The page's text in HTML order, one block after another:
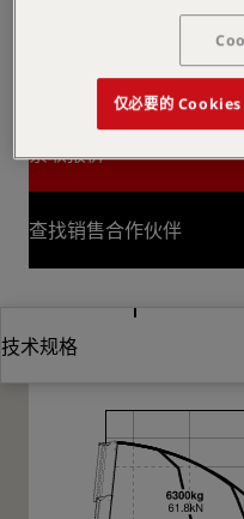
液压性能相结合，可实
快了臂架系统的运行速
业中的效率。
索取报价
索取报价
查找销售合作伙伴
查找销售合作伙伴
技术规格
图纸
仅必要的 Cookies